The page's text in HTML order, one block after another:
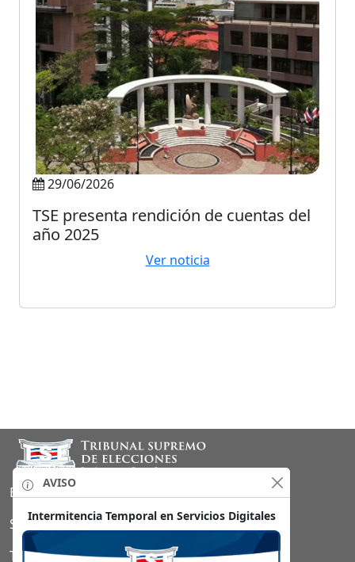
AVISO
Intermitencia Temporal en Servicios Digitales
29/06/2026
TSE presenta rendición de cuentas del
año 2025
Ver noticia
Sección footer
Basada en una obra en https://www.tse.go.cr
Sitio de actualización diaria
Términos de accesibilidad del sitio